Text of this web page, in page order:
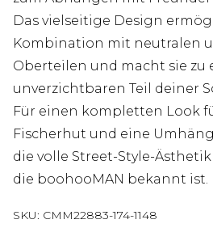
Das vielseitige Design
Kombination mit neutralen
Oberteilen und macht sie zu
unverzichtbaren Teil deiner
Für einen kompletten Look
Fischerhut und eine
die volle Street-Style-
die boohooMAN bekannt ist.
SKU: CMM22883-174-1148